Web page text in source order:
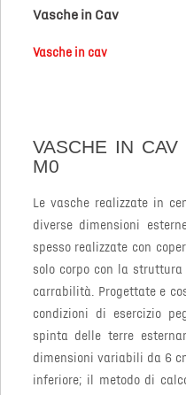
Vasche in Cav
Vasche in cav
VASCHE IN
M0
Le vasche realizzate in
diverse dimensioni
spesso realizzate con
solo corpo con la
carrabilità. Progettate e
condizioni di esercizio
spinta delle terre
dimensioni variabili da 6
inferiore; il metodo di